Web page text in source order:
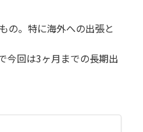
の。特に海外への出張と
今回は3ヶ月までの長期出